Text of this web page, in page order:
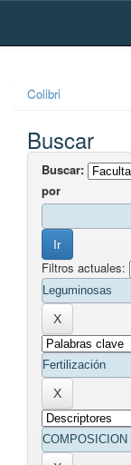
Skip
Colibri
Buscar
Buscar:
por
Filtros actuales: